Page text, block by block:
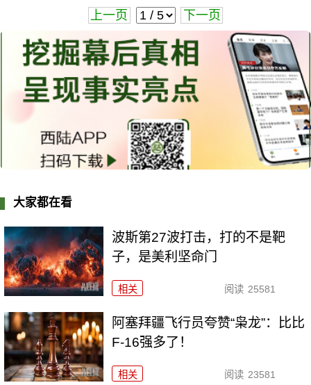
上一页 下一页
大家都在看
波斯第27波打击，打的不是靶
子，是美利坚命门
相关 阅读 25581
阿塞拜疆飞行员夸赞“枭龙”：比比
F-16强多了！
相关 阅读 23581